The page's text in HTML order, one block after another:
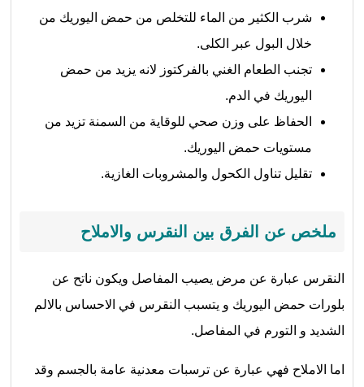
شرب الكثير من الماء للتخلص من حمض اليوريك من
خلال البول عبر الكلى.
تجنب الطعام الغني بالفركتوز لانه يزيد من حمض
اليوريك في الدم.
الحفاظ على وزن صحي للوقاية من السمنة تزيد من
مستويات حمض اليوريك.
تقليل تناول الكحول والمشروبات الغازية.
ملخص عن الفرق بين النقرس والاملاح
النقرس عبارة عن مرض يصيب المفاصل ويكون ناتح عن
بلورات حمض اليوريك و يتسبب النقرس في الاحساس بالالم
الشديد و التورم في المفاصل.
اما الاملاح فهي عبارة عن ترسبات معدنية عامة بالجسم وقد